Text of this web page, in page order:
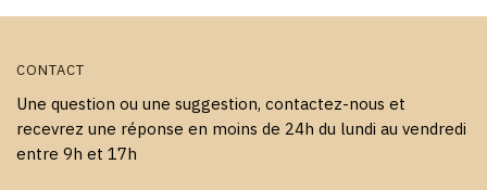
CONTACT
Une question ou une suggestion, contactez-nous et
recevrez une réponse en moins de 24h du lundi au vendredi
entre 9h et 17h